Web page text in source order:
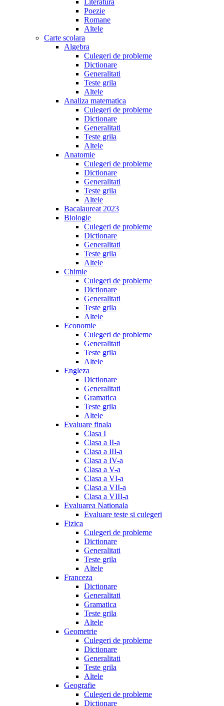
Literatura
Poezie
Romane
Altele
Carte scolara
Algebra
Culegeri de probleme
Dictionare
Generalitati
Teste grila
Altele
Analiza matematica
Culegeri de probleme
Dictionare
Generalitati
Teste grila
Altele
Anatomie
Culegeri de probleme
Dictionare
Generalitati
Teste grila
Altele
Bacalaureat 2023
Biologie
Culegeri de probleme
Dictionare
Generalitati
Teste grila
Altele
Chimie
Culegeri de probleme
Dictionare
Generalitati
Teste grila
Altele
Economie
Culegeri de probleme
Generalitati
Teste grila
Altele
Engleza
Dictionare
Generalitati
Gramatica
Teste grila
Altele
Evaluare finala
Clasa I
Clasa a II-a
Clasa a III-a
Clasa a IV-a
Clasa a V-a
Clasa a VI-a
Clasa a VII-a
Clasa a VIII-a
Evaluarea Nationala
Evaluare teste si culegeri
Fizica
Culegeri de probleme
Dictionare
Generalitati
Teste grila
Altele
Franceza
Dictionare
Generalitati
Gramatica
Teste grila
Altele
Geometrie
Culegeri de probleme
Dictionare
Generalitati
Teste grila
Altele
Geografie
Culegeri de probleme
Dictionare